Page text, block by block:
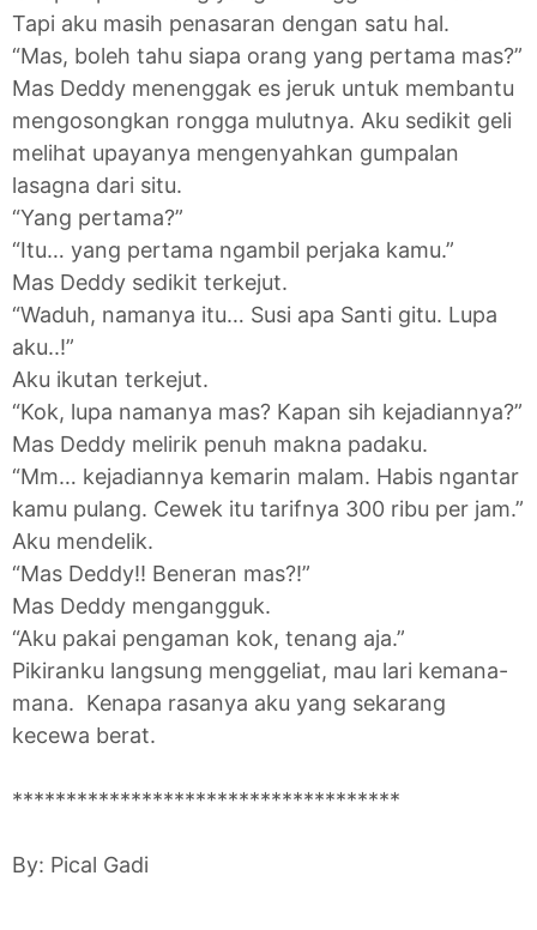
Tapi aku masih penasaran dengan satu hal.
“Mas, boleh tahu siapa orang yang pertama mas?”
Mas Deddy menenggak es jeruk untuk membantu
mengosongkan rongga mulutnya. Aku sedikit geli
melihat upayanya mengenyahkan gumpalan
lasagna dari situ.
“Yang pertama?”
“Itu… yang pertama ngambil perjaka kamu.”
Mas Deddy sedikit terkejut.
“Waduh, namanya itu… Susi apa Santi gitu. Lupa
aku..!”
Aku ikutan terkejut.
“Kok, lupa namanya mas? Kapan sih kejadiannya?”
Mas Deddy melirik penuh makna padaku.
“Mm… kejadiannya kemarin malam. Habis ngantar
kamu pulang. Cewek itu tarifnya 300 ribu per jam.”
Aku mendelik.
“Mas Deddy!! Beneran mas?!”
Mas Deddy mengangguk.
“Aku pakai pengaman kok, tenang aja.”
Pikiranku langsung menggeliat, mau lari kemana-
mana. Kenapa rasanya aku yang sekarang
kecewa berat.
************************************
By: Pical Gadi